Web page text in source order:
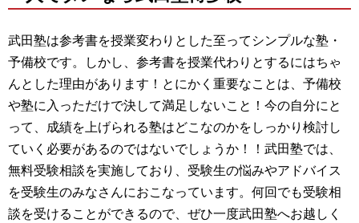
武田塾は参考書を授業変わりとした至ってシンプルな塾・
予備校です。しかし、参考書を授業代わりとするにはちゃ
んとした理由があります！とにかく重要なことは、予備校
や塾に入っただけで決して満足しないこと！今の自分にと
って、成績を上げられる塾はどこなのかをしっかり検討し
ていく必要があるのではないでしょうか！！武田塾では、
無料受験相談を実施しており、受験生の悩みやアドバイス
を受験生のみなさんにおこなっています。何回でも受験相
談を受けることができるので、ぜひ一度武田塾へお越しく